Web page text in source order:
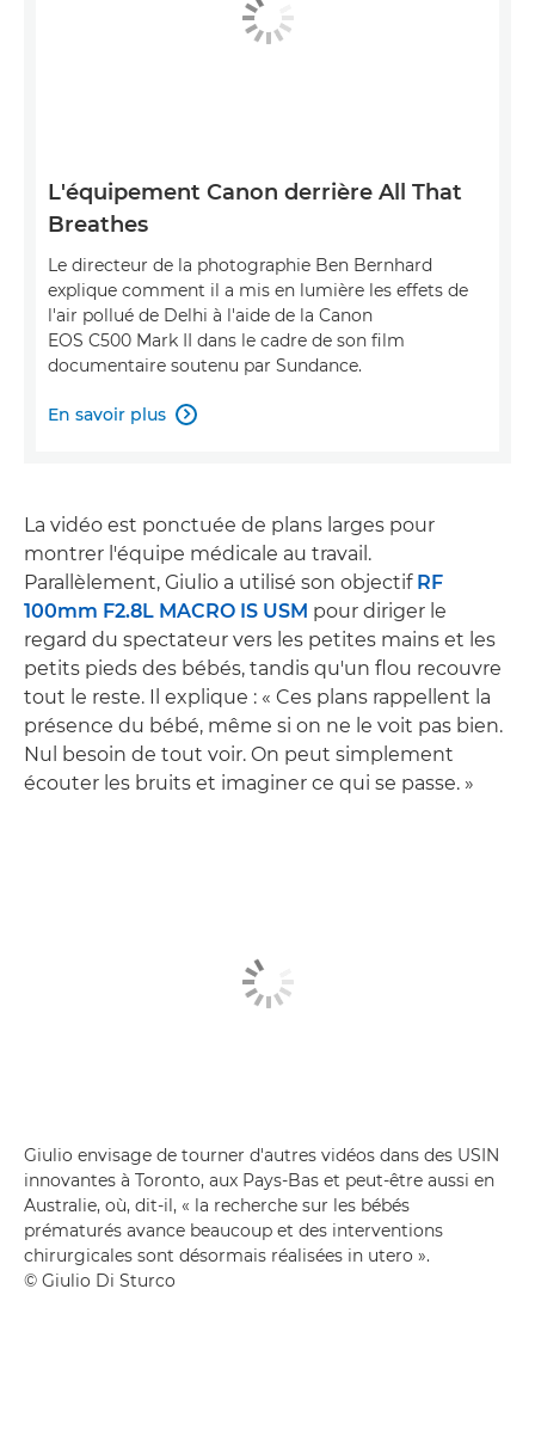
L'équipement Canon derrière All That
Breathes
Le directeur de la photographie Ben Bernhard
explique comment il a mis en lumière les effets de
l'air pollué de Delhi à l'aide de la Canon
EOS C500 Mark II dans le cadre de son film
documentaire soutenu par Sundance.
En savoir plus 
La vidéo est ponctuée de plans larges pour
montrer l'équipe médicale au travail.
Parallèlement, Giulio a utilisé son objectif RF
100mm F2.8L MACRO IS USM pour diriger le
regard du spectateur vers les petites mains et les
petits pieds des bébés, tandis qu'un flou recouvre
tout le reste. Il explique : « Ces plans rappellent la
présence du bébé, même si on ne le voit pas bien.
Nul besoin de tout voir. On peut simplement
écouter les bruits et imaginer ce qui se passe. »
Giulio envisage de tourner d'autres vidéos dans des USIN
innovantes à Toronto, aux Pays-Bas et peut-être aussi en
Australie, où, dit-il, « la recherche sur les bébés
prématurés avance beaucoup et des interventions
chirurgicales sont désormais réalisées in utero ».
© Giulio Di Sturco